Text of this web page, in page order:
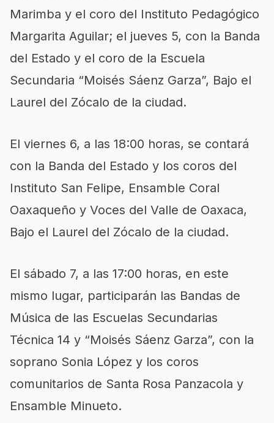
Marimba y el coro del Instituto Pedagógico
Margarita Aguilar; el jueves 5, con la Banda
del Estado y el coro de la Escuela
Secundaria “Moisés Sáenz Garza”, Bajo el
Laurel del Zócalo de la ciudad.
El viernes 6, a las 18:00 horas, se contará
con la Banda del Estado y los coros del
Instituto San Felipe, Ensamble Coral
Oaxaqueño y Voces del Valle de Oaxaca,
Bajo el Laurel del Zócalo de la ciudad.
El sábado 7, a las 17:00 horas, en este
mismo lugar, participarán las Bandas de
Música de las Escuelas Secundarias
Técnica 14 y “Moisés Sáenz Garza”, con la
soprano Sonia López y los coros
comunitarios de Santa Rosa Panzacola y
Ensamble Minueto.